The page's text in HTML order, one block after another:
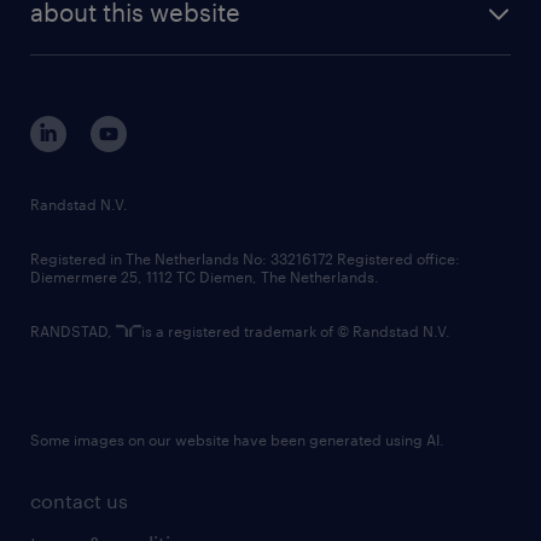
corporate governance
randstad innovation fund
country websites
about this website
contact us
Randstad N.V.
Registered in The Netherlands No: 33216172 Registered office:
Diemermere 25, 1112 TC Diemen, The Netherlands.
RANDSTAD, is a registered trademark of © Randstad N.V.
Some images on our website have been generated using AI.